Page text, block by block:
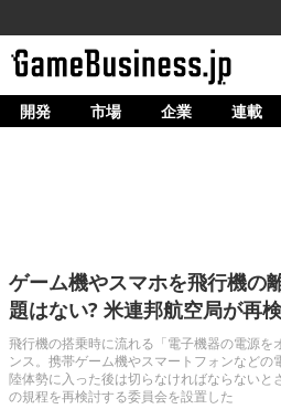
ホーム
企業動向
人材育成
産業政策
開発 市場 企業 連載
ゲーム機やスマホを飛行機の
題はない? 米連邦航空局が再
飛行機の搭乗時に流れる「電子機器の電源を
ンス。携帯ゲーム機やスマートフォンなど
陸体勢に入った後は切らなければならないと
の規程を再検討する委員会を設置した